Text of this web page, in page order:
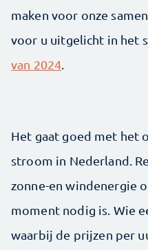
maken voor onze
voor u uitgelicht in het
van 2024
Het gaat goed met het
stroom in Nederland.
zonne-en windenergie
moment nodig is. Wie
waarbij de prijzen per